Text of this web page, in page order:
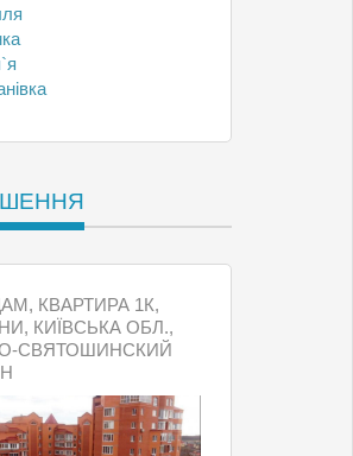
КВАРТИРА 1К,
КИЇВСЬКА ОБЛ.,
СВЯТОШИНСКИЙ